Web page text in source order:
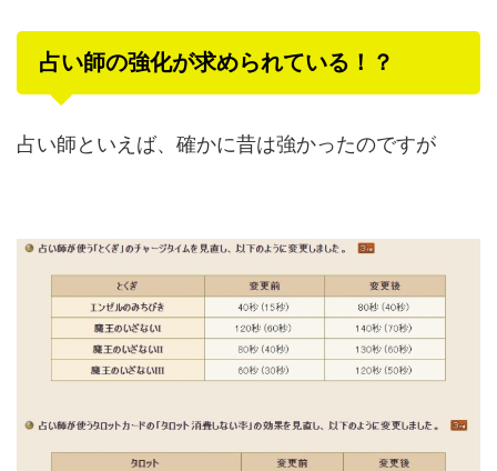
占い師の強化が求められている！？
占い師といえば、確かに昔は強かったのですが